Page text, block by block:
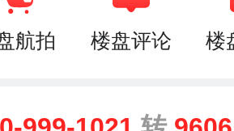
航拍 楼盘评论 楼